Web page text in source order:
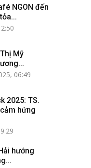
NGON đến
Mỹ
06:49
2025: TS.
hứng
hướng